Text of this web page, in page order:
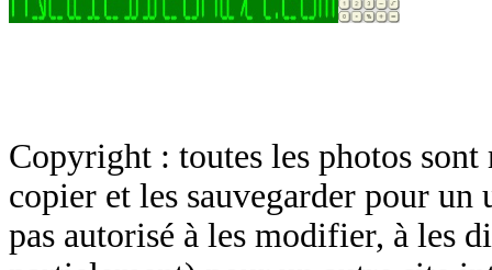
Copyright : toutes les photos sont
copier et les sauvegarder pour un
pas autorisé à les modifier, à les